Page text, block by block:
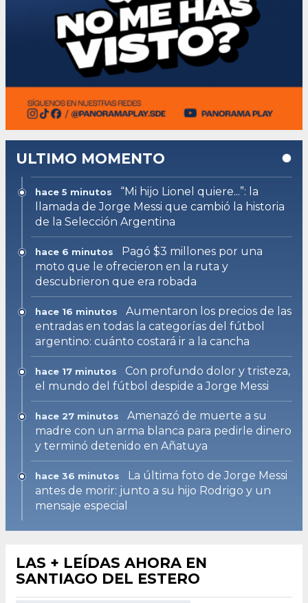
ULTIMO MOMENTO
hace 5 minutos
“Mi hijo Lionel quiere...”: la
llamada de Jorge Messi que cambió la historia
de la Selección Argentina
hace 6 minutos
Pagó $3 millones por una
moto que le ofrecieron en la ruta y
descubrieron que era robada
hace 16 minutos
Aumentaron los precios de las
entradas en todas la categorías del fútbol
argentino: cuánto costará ir a la cancha
hace 17 minutos
Con profundo dolor y tristeza,
el mundo del fútbol despide a Jorge Messi
hace 27 minutos
Amenazó de muerte a su
madre con un arma blanca para pedirle dinero
y terminó detenido en Añatuya
hace 36 minutos
La última foto de Jorge Messi
antes de morir: junto a su hijo Rodrigo y un
mensaje especial
LAS + LEÍDAS AHORA EN
SANTIAGO DEL ESTERO